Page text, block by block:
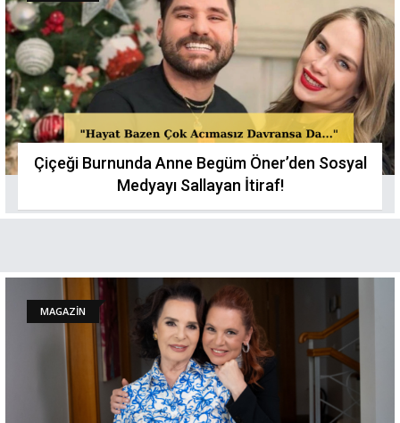
Çiçeği Burnunda Anne Begüm Öner’den Sosyal
Medyayı Sallayan İtiraf!
MAGAZİN